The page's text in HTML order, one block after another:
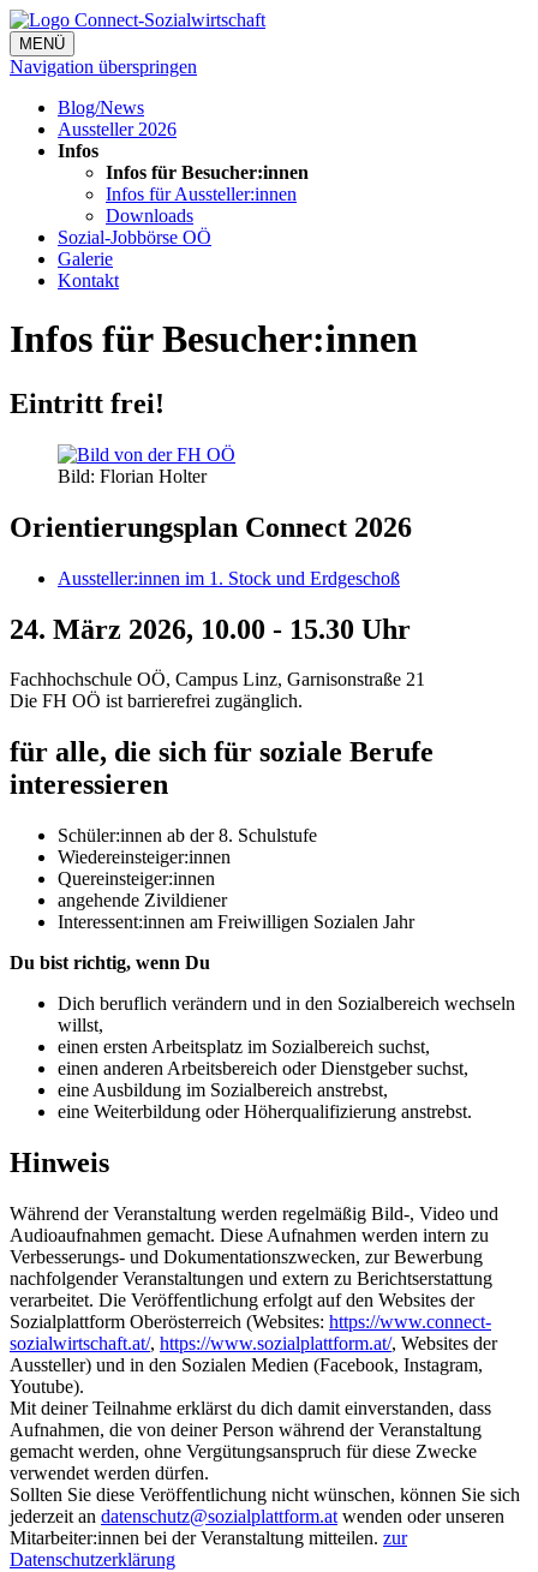
MENÜ
Navigation überspringen
Blog/News
Aussteller 2026
Infos
Infos für Besucher:innen
Infos für Aussteller:innen
Downloads
Sozial-Jobbörse OÖ
Galerie
Kontakt
Infos für Besucher:innen
Eintritt frei!
Bild: Florian Holter
Orientierungsplan Connect 2026
Aussteller:innen im 1. Stock und Erdgeschoß
24. März 2026, 10.00 - 15.30 Uhr
Fachhochschule OÖ, Campus Linz, Garnisonstraße 21
Die FH OÖ ist barrierefrei zugänglich.
für alle, die sich für soziale Berufe
interessieren
Schüler:innen ab der 8. Schulstufe
Wiedereinsteiger:innen
Quereinsteiger:innen
angehende Zivildiener
Interessent:innen am Freiwilligen Sozialen Jahr
Du bist richtig, wenn Du
Dich beruflich verändern und in den Sozialbereich wechseln
willst,
einen ersten Arbeitsplatz im Sozialbereich suchst,
einen anderen Arbeitsbereich oder Dienstgeber suchst,
eine Ausbildung im Sozialbereich anstrebst,
eine Weiterbildung oder Höherqualifizierung anstrebst.
Hinweis
Während der Veranstaltung werden regelmäßig Bild-, Video und
Audioaufnahmen gemacht. Diese Aufnahmen werden intern zu
Verbesserungs- und Dokumentationszwecken, zur Bewerbung
nachfolgender Veranstaltungen und extern zu Berichtserstattung
verarbeitet. Die Veröffentlichung erfolgt auf den Websites der
Sozialplattform Oberösterreich (Websites: https://www.connect-
sozialwirtschaft.at/, https://www.sozialplattform.at/, Websites der
Aussteller) und in den Sozialen Medien (Facebook, Instagram,
Youtube).
Mit deiner Teilnahme erklärst du dich damit einverstanden, dass
Aufnahmen, die von deiner Person während der Veranstaltung
gemacht werden, ohne Vergütungsanspruch für diese Zwecke
verwendet werden dürfen.
Sollten Sie diese Veröffentlichung nicht wünschen, können Sie sich
jederzeit an datenschutz@sozialplattform.at wenden oder unseren
Mitarbeiter:innen bei der Veranstaltung mitteilen. zur
Datenschutzerklärung